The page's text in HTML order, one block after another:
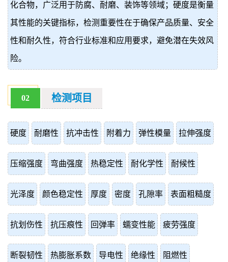
化合物，广泛用于防腐、耐磨、装饰等领域；硬度是衡量
其性能的关键指标，检测重要性在于确保产品质量、安全
性和耐久性，符合行业标准和应用要求，避免潜在失效风
险。
02 检测项目
硬度 耐磨性 抗冲击性 附着力 弹性模量 拉伸强度
压缩强度 弯曲强度 热稳定性 耐化学性 耐候性
光泽度 颜色稳定性 厚度 密度 孔隙率 表面粗糙度
抗划伤性 抗压痕性 回弹率 蠕变性能 疲劳强度
断裂韧性 热膨胀系数 导电性 绝缘性 阻燃性
伪
查
询